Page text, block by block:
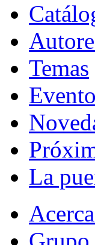
Temas
La